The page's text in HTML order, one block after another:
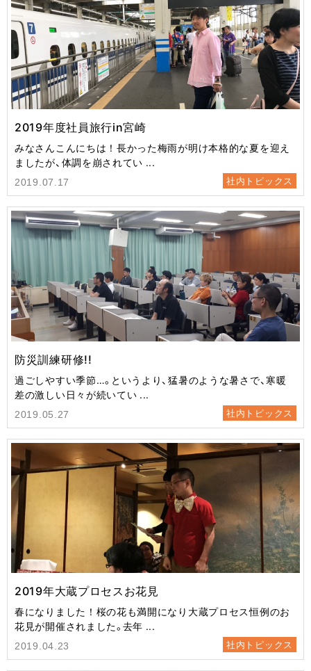
2019年度社員旅行in宮崎
みなさんこんにちは！長かった梅雨が明け本格的な夏を迎え
ましたが、体調を崩されてい ...
2019.07.17 社内トピックス
防災訓練研修!!
過ごしやすい季節…。というより、猛暑のような暑さで、寒暖
差の激しい日々が続いてい ...
2019.05.27 社内トピックス
2019年大蔵プロセスお花見
春になりました！桜の花も満開になり大蔵プロセス恒例のお
花見が開催されました。去年 ...
2019.04.23 社内トピックス